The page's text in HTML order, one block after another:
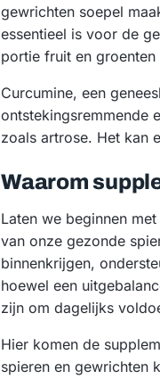
gewrichten soepel
essentieel is voor de
portie fruit en
Curcumine, een
ontstekingsremmende
zoals artrose. Het kan
Waarom
Laten we beginnen
van onze gezonde
binnenkrijgen,
hoewel een
zijn om dagelijks
Hier komen de
spieren en gewrichten